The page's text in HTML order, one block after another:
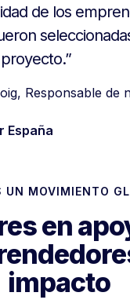
de los
Responsable de
España
UN MOVIMIENTO
en
impacto